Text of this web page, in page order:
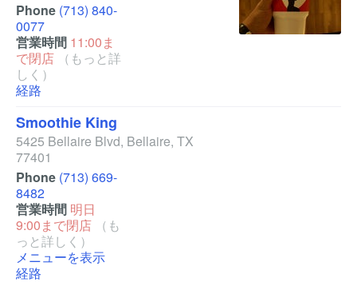
Phone (713) 840-
0077
営業時間 11:00ま
で閉店
（もっと詳
しく）
経路
Smoothie King
5425 Bellaire Blvd, Bellaire, TX
77401
Phone (713) 669-
8482
営業時間 明日
9:00まで閉店
（も
っと詳しく）
メニューを表示
経路